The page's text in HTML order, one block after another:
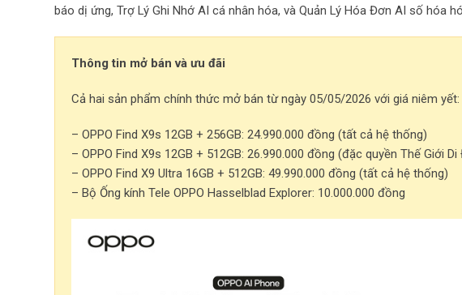
báo dị ứng, Trợ Lý Ghi Nhớ AI cá nhân hóa, và Quản Lý Hóa Đơn AI số hóa
Thông tin mở bán và ưu đãi
Cả hai sản phẩm chính thức mở bán từ ngày 05/05/2026 với giá niêm yết:
– OPPO Find X9s 12GB + 256GB: 24.990.000 đồng (tất cả hệ thống)
– OPPO Find X9s 12GB + 512GB: 26.990.000 đồng (đặc quyền Thế Giới
– OPPO Find X9 Ultra 16GB + 512GB: 49.990.000 đồng (tất cả hệ thống)
– Bộ Ống kính Tele OPPO Hasselblad Explorer: 10.000.000 đồng